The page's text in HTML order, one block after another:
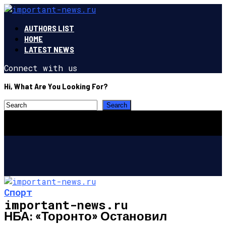
AUTHORS LIST
HOME
LATEST NEWS
Connect with us
Hi, What Are You Looking For?
important-news.ru
Спорт
НБА: «Торонто» Остановил